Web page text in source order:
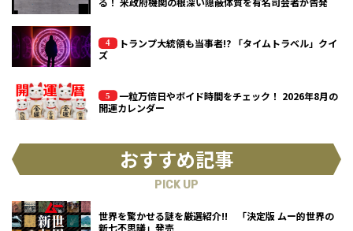
トランプ大統領も当事者!? 「タイムトラベル」クイ
ズ
一粒万倍日やボイド時間をチェック！ 2026年8月の
開運カレンダー
おすすめ記事
PICK UP
世界を驚かせる謎を厳選紹介!! 「決定版 ムー的世界の
新七不思議」発売